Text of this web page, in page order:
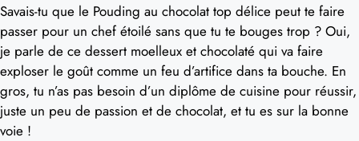
Savais-tu que le Pouding au chocolat top délice peut te faire
passer pour un chef étoilé sans que tu te bouges trop ? Oui,
je parle de ce dessert moelleux et chocolaté qui va faire
exploser le goût comme un feu d’artifice dans ta bouche. En
gros, tu n’as pas besoin d’un diplôme de cuisine pour réussir,
juste un peu de passion et de chocolat, et tu es sur la bonne
voie !